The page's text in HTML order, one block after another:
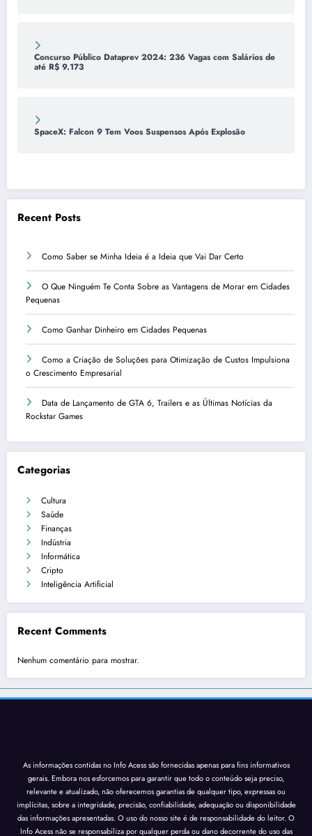
Concurso Público Dataprev 2024: 236 Vagas com Salários de
até R$ 9.173
SpaceX: Falcon 9 Tem Voos Suspensos Após Explosão
Recent Posts
Como Saber se Minha Ideia é a Ideia que Vai Dar Certo
O Que Ninguém Te Conta Sobre as Vantagens de Morar em Cidades
Pequenas
Como Ganhar Dinheiro em Cidades Pequenas
Como a Criação de Soluções para Otimização de Custos Impulsiona
o Crescimento Empresarial
Data de Lançamento de GTA 6, Trailers e as Últimas Notícias da
Rockstar Games
Categorias
Cultura
Saúde
Finanças
Indústria
Informática
Cripto
Inteligência Artificial
Recent Comments
Nenhum comentário para mostrar.
As informações contidas no Info Acess são fornecidas apenas para fins informativos
gerais. Embora nos esforcemos para garantir que todo o conteúdo seja preciso,
relevante e atualizado, não oferecemos garantias de qualquer tipo, expressas ou
implícitas, sobre a integridade, precisão, confiabilidade, adequação ou disponibilidade
das informações apresentadas. O uso do nosso site é de responsabilidade do leitor. O
Info Acess não se responsabiliza por qualquer perda ou dano decorrente do uso das